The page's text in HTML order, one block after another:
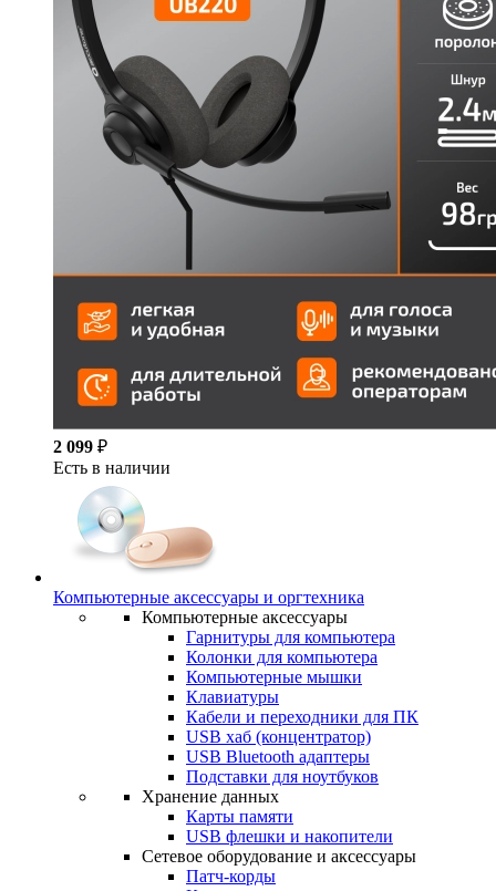
2 099 ₽
Есть в наличии
Компьютерные аксессуары и оргтехника
Компьютерные аксессуары
Гарнитуры для компьютера
Колонки для компьютера
Компьютерные мышки
Клавиатуры
Кабели и переходники для ПК
USB хаб (концентратор)
USB Bluetooth адаптеры
Подставки для ноутбуков
Хранение данных
Карты памяти
USB флешки и накопители
Сетевое оборудование и аксессуары
Патч-корды